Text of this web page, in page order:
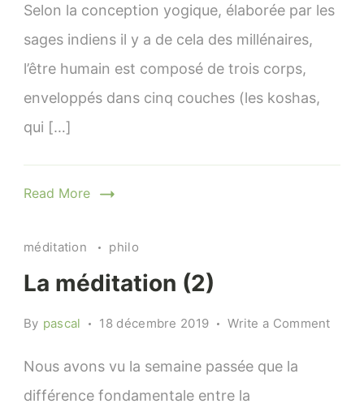
koshas
Selon la conception yogique, élaborée par les
sages indiens il y a de cela des millénaires,
l’être humain est composé de trois corps,
enveloppés dans cinq couches (les koshas,
qui […]
Read More
méditation philo
La méditation (2)
By pascal 18 décembre 2019 Write a Commenton
Nous avons vu la semaine passée que la
différence fondamentale entre la